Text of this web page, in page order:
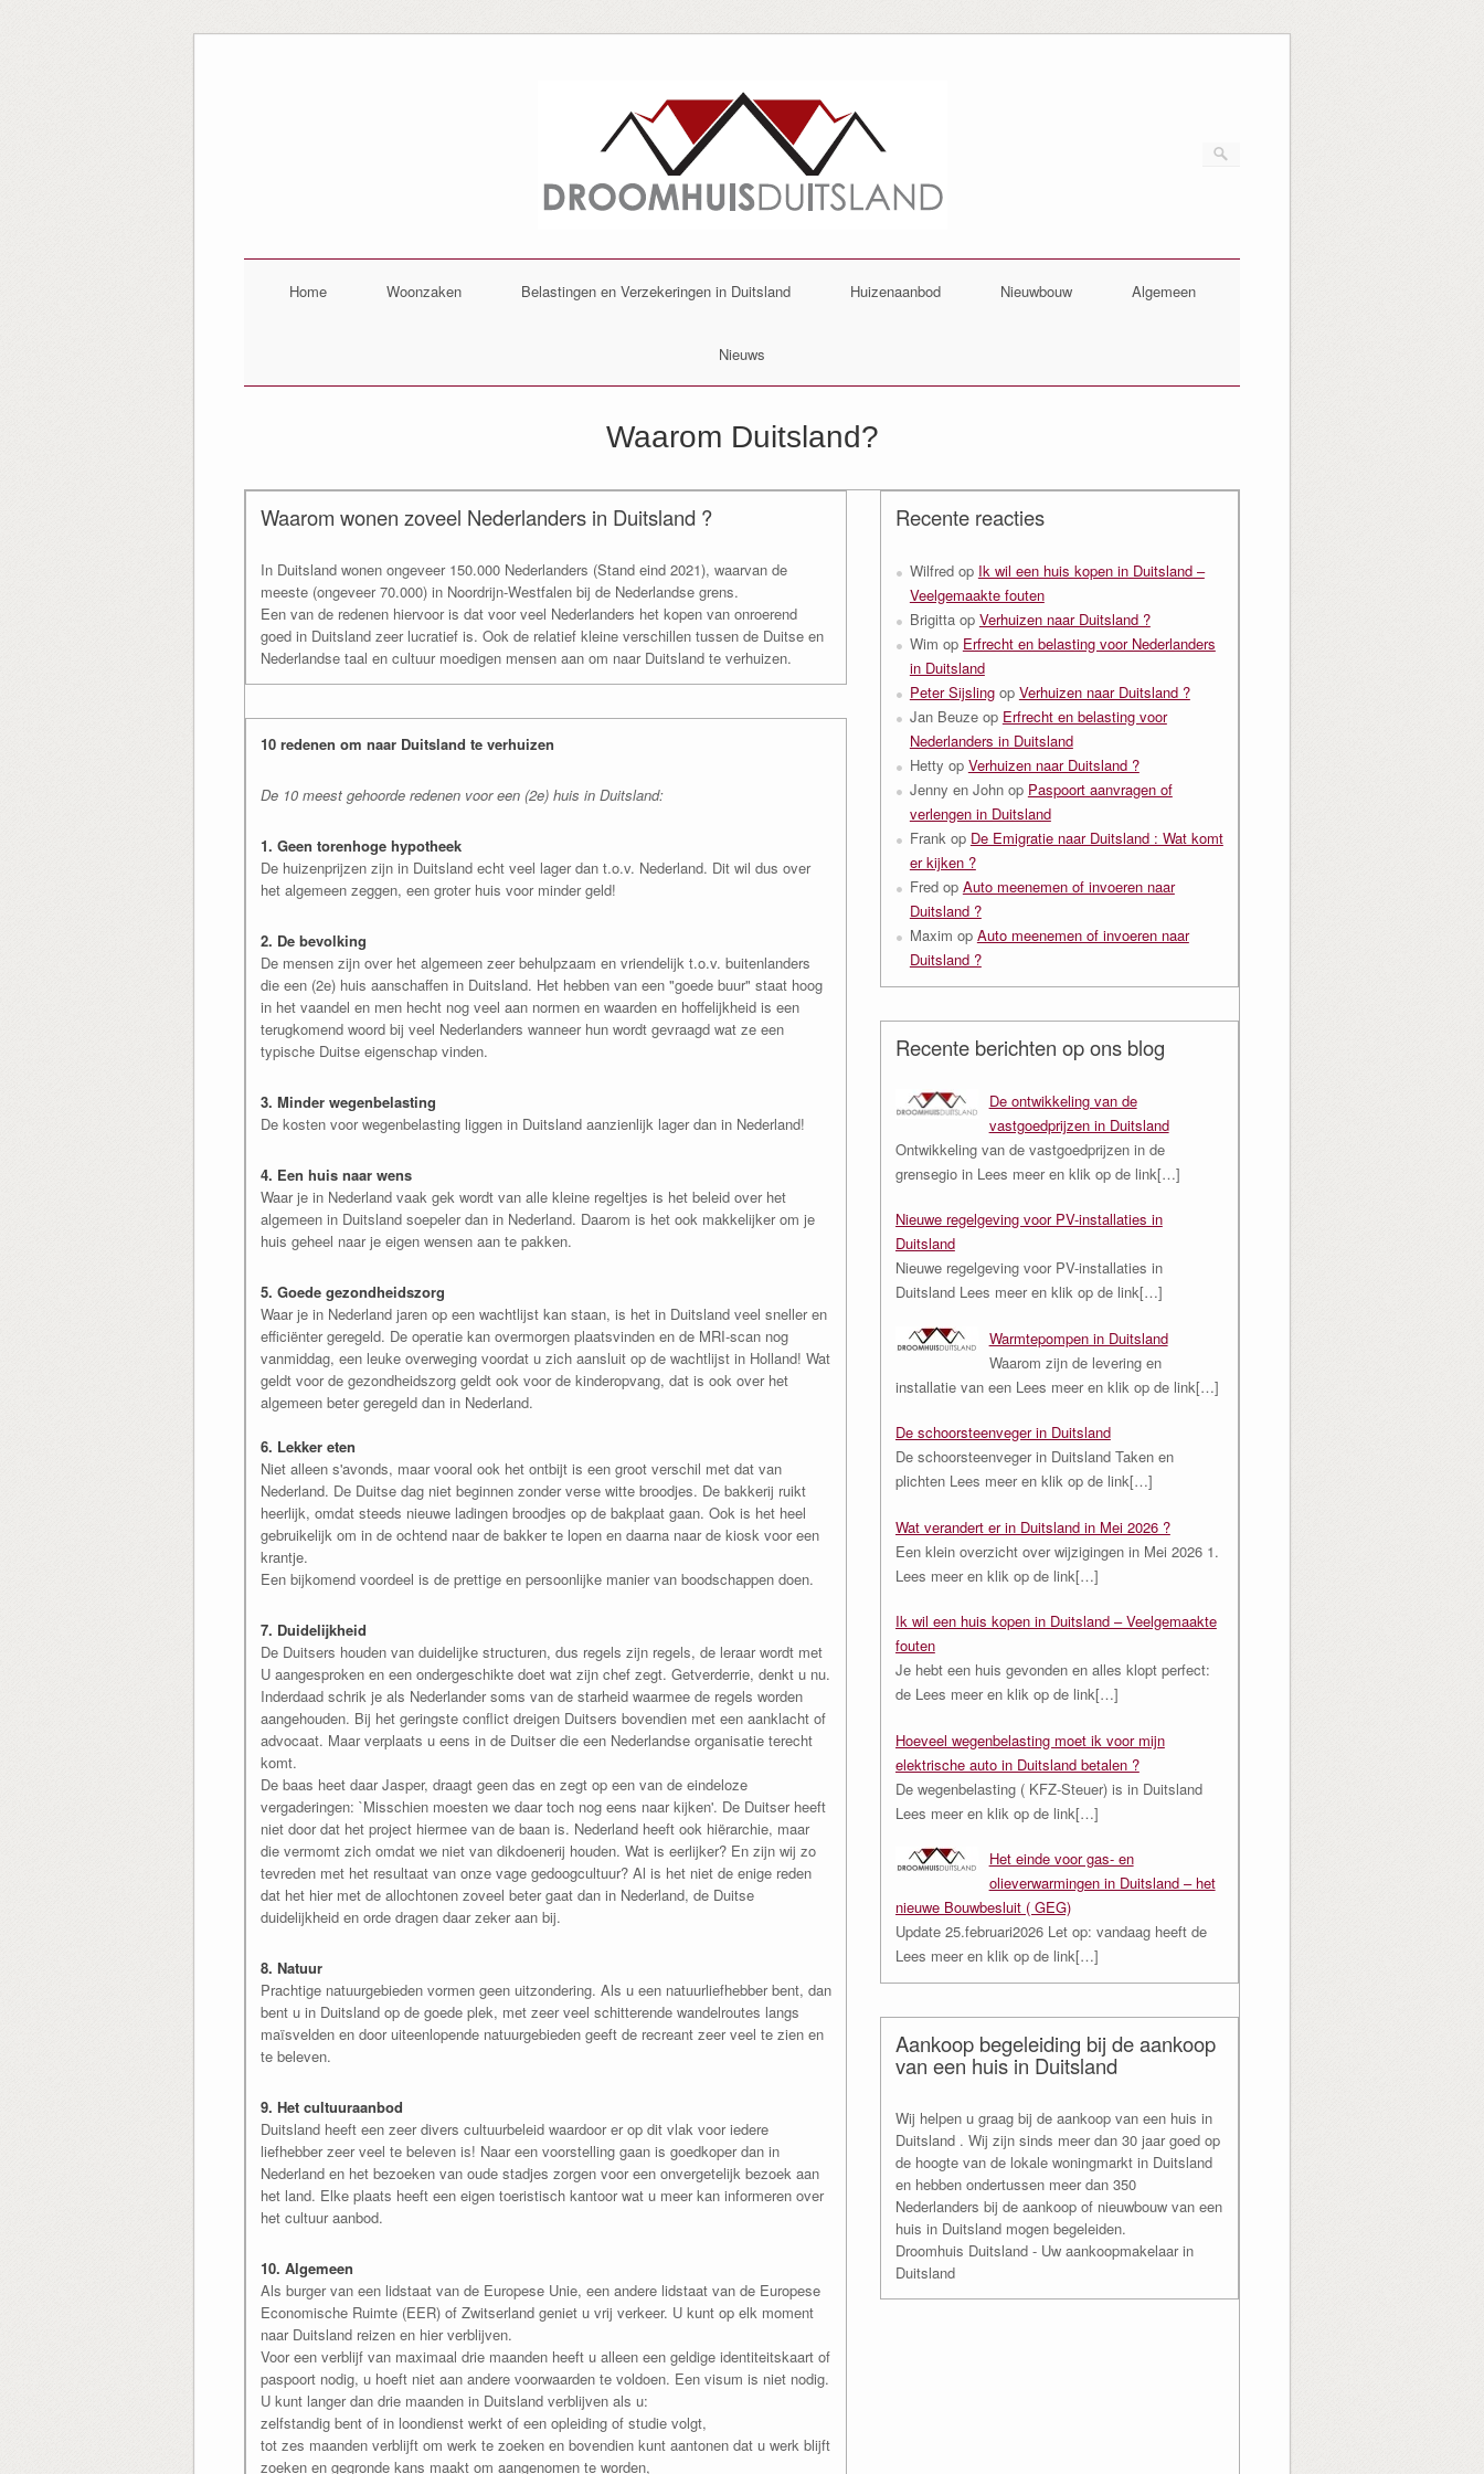
Home Woonzaken Belastingen en Verzekeringen in Duitsland Huizenaanbod Nieuwbouw Algemeen
Nieuws
Waarom Duitsland?
Waarom wonen zoveel Nederlanders in Duitsland ?
In Duitsland wonen ongeveer 150.000 Nederlanders (Stand eind 2021), waarvan de
meeste (ongeveer 70.000) in Noordrijn-Westfalen bij de Nederlandse grens.
Een van de redenen hiervoor is dat voor veel Nederlanders het kopen van onroerend
goed in Duitsland zeer lucratief is. Ook de relatief kleine verschillen tussen de Duitse en
Nederlandse taal en cultuur moedigen mensen aan om naar Duitsland te verhuizen.
10 redenen om naar Duitsland te verhuizen
De 10 meest gehoorde redenen voor een (2e) huis in Duitsland:
1. Geen torenhoge hypotheek
De huizenprijzen zijn in Duitsland echt veel lager dan t.o.v. Nederland. Dit wil dus over
het algemeen zeggen, een groter huis voor minder geld!
2. De bevolking
De mensen zijn over het algemeen zeer behulpzaam en vriendelijk t.o.v. buitenlanders
die een (2e) huis aanschaffen in Duitsland. Het hebben van een "goede buur" staat hoog
in het vaandel en men hecht nog veel aan normen en waarden en hoffelijkheid is een
terugkomend woord bij veel Nederlanders wanneer hun wordt gevraagd wat ze een
typische Duitse eigenschap vinden.
3. Minder wegenbelasting
De kosten voor wegenbelasting liggen in Duitsland aanzienlijk lager dan in Nederland!
4. Een huis naar wens
Waar je in Nederland vaak gek wordt van alle kleine regeltjes is het beleid over het
algemeen in Duitsland soepeler dan in Nederland. Daarom is het ook makkelijker om je
huis geheel naar je eigen wensen aan te pakken.
5. Goede gezondheidszorg
Waar je in Nederland jaren op een wachtlijst kan staan, is het in Duitsland veel sneller en
efficiënter geregeld. De operatie kan overmorgen plaatsvinden en de MRI-scan nog
vanmiddag, een leuke overweging voordat u zich aansluit op de wachtlijst in Holland! Wat
geldt voor de gezondheidszorg geldt ook voor de kinderopvang, dat is ook over het
algemeen beter geregeld dan in Nederland.
6. Lekker eten
Niet alleen s'avonds, maar vooral ook het ontbijt is een groot verschil met dat van
Nederland. De Duitse dag niet beginnen zonder verse witte broodjes. De bakkerij ruikt
heerlijk, omdat steeds nieuwe ladingen broodjes op de bakplaat gaan. Ook is het heel
gebruikelijk om in de ochtend naar de bakker te lopen en daarna naar de kiosk voor een
krantje.
Een bijkomend voordeel is de prettige en persoonlijke manier van boodschappen doen.
7. Duidelijkheid
De Duitsers houden van duidelijke structuren, dus regels zijn regels, de leraar wordt met
U aangesproken en een ondergeschikte doet wat zijn chef zegt. Getverderrie, denkt u nu.
Inderdaad schrik je als Nederlander soms van de starheid waarmee de regels worden
aangehouden. Bij het geringste conflict dreigen Duitsers bovendien met een aanklacht of
advocaat. Maar verplaats u eens in de Duitser die een Nederlandse organisatie terecht
komt.
De baas heet daar Jasper, draagt geen das en zegt op een van de eindeloze
vergaderingen: `Misschien moesten we daar toch nog eens naar kijken'. De Duitser heeft
niet door dat het project hiermee van de baan is. Nederland heeft ook hiërarchie, maar
die vermomt zich omdat we niet van dikdoenerij houden. Wat is eerlijker? En zijn wij zo
tevreden met het resultaat van onze vage gedoogcultuur? Al is het niet de enige reden
dat het hier met de allochtonen zoveel beter gaat dan in Nederland, de Duitse
duidelijkheid en orde dragen daar zeker aan bij.
8. Natuur
Prachtige natuurgebieden vormen geen uitzondering. Als u een natuurliefhebber bent, dan
bent u in Duitsland op de goede plek, met zeer veel schitterende wandelroutes langs
maïsvelden en door uiteenlopende natuurgebieden geeft de recreant zeer veel te zien en
te beleven.
9. Het cultuuraanbod
Duitsland heeft een zeer divers cultuurbeleid waardoor er op dit vlak voor iedere
liefhebber zeer veel te beleven is! Naar een voorstelling gaan is goedkoper dan in
Nederland en het bezoeken van oude stadjes zorgen voor een onvergetelijk bezoek aan
het land. Elke plaats heeft een eigen toeristisch kantoor wat u meer kan informeren over
het cultuur aanbod.
10. Algemeen
Als burger van een lidstaat van de Europese Unie, een andere lidstaat van de Europese
Economische Ruimte (EER) of Zwitserland geniet u vrij verkeer. U kunt op elk moment
naar Duitsland reizen en hier verblijven.
Voor een verblijf van maximaal drie maanden heeft u alleen een geldige identiteitskaart of
paspoort nodig, u hoeft niet aan andere voorwaarden te voldoen. Een visum is niet nodig.
U kunt langer dan drie maanden in Duitsland verblijven als u:
zelfstandig bent of in loondienst werkt of een opleiding of studie volgt,
tot zes maanden verblijft om werk te zoeken en bovendien kunt aantonen dat u werk blijft
zoeken en gegronde kans maakt om aangenomen te worden,
Recente reacties
Wilfredop Ik wil een huis kopen in Duitsland –
Veelgemaakte fouten
Brigittaop Verhuizen naar Duitsland ?
Wim op Erfrecht en belasting voor Nederlanders
in Duitsland
Peter Sijslingop Verhuizen naar Duitsland ?
Jan Beuzeop Erfrecht en belasting voor
Nederlanders in Duitsland
Hetty op Verhuizen naar Duitsland ?
Jenny en Johnop Paspoort aanvragen of
verlengen in Duitsland
Frankop De Emigratie naar Duitsland : Wat komt
er kijken ?
Fredop Auto meenemen of invoeren naar
Duitsland ?
Maxim op Auto meenemen of invoeren naar
Duitsland ?
Recente berichten op ons blog
De ontwikkeling van de
vastgoedprijzen in Duitsland
Ontwikkeling van de vastgoedprijzen in de
grensegio in Lees meer en klik op de link[…]
Nieuwe regelgeving voor PV-installaties in
Duitsland
Nieuwe regelgeving voor PV-installaties in
Duitsland Lees meer en klik op de link[…]
Warmtepompen in Duitsland
Waarom zijn de levering en
installatie van een Lees meer en klik op de link[…]
De schoorsteenveger in Duitsland
De schoorsteenveger in Duitsland Taken en
plichten Lees meer en klik op de link[…]
Wat verandert er in Duitsland in Mei 2026 ?
Een klein overzicht over wijzigingen in Mei 2026 1.
Lees meer en klik op de link[…]
Ik wil een huis kopen in Duitsland – Veelgemaakte
fouten
Je hebt een huis gevonden en alles klopt perfect:
de Lees meer en klik op de link[…]
Hoeveel wegenbelasting moet ik voor mijn
elektrische auto in Duitsland betalen ?
De wegenbelasting ( KFZ-Steuer) is in Duitsland
Lees meer en klik op de link[…]
Het einde voor gas- en
olieverwarmingen in Duitsland – het
nieuwe Bouwbesluit ( GEG)
Update 25.februari2026 Let op: vandaag heeft de
Lees meer en klik op de link[…]
Aankoop begeleiding bij de aankoop
van een huis in Duitsland
Wij helpen u graag bij de aankoop van een huis in
Duitsland . Wij zijn sinds meer dan 30 jaar goed op
de hoogte van de lokale woningmarkt in Duitsland
en hebben ondertussen meer dan 350
Nederlanders bij de aankoop of nieuwbouw van een
huis in Duitsland mogen begeleiden.
Droomhuis Duitsland - Uw aankoopmakelaar in
Duitsland